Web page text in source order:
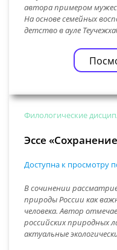
автора примером
На основе семейных
детство в ауле
Филологические
Эссе
Доступна к просмотру
В сочинении
природы России как
человека. Автор
российских природных
актуальные